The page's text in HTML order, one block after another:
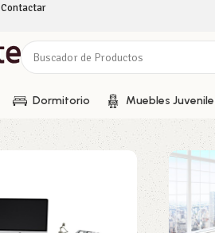
Contactar
Dormitorio Muebles